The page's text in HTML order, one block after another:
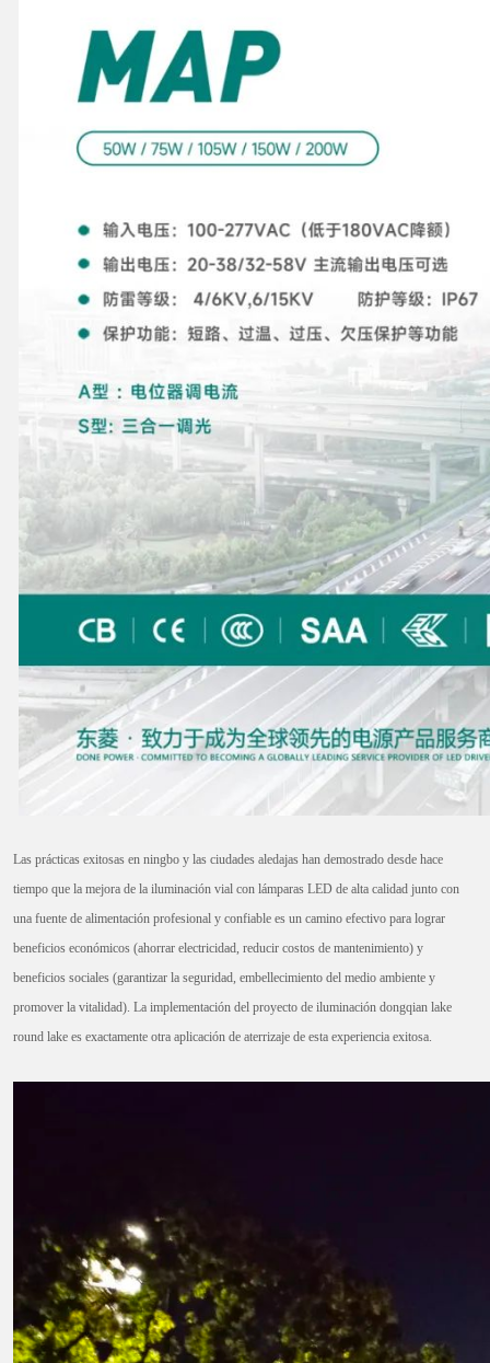
Las prácticas exitosas en ningbo y las ciudades aledajas han demostrado desde hace
tiempo que la mejora de la iluminación vial con lámparas LED de alta calidad junto con
una fuente de alimentación profesional y confiable es un camino efectivo para lograr
beneficios económicos (ahorrar electricidad, reducir costos de mantenimiento) y
beneficios sociales (garantizar la seguridad, embellecimiento del medio ambiente y
promover la vitalidad). La implementación del proyecto de iluminación dongqian lake
round lake es exactamente otra aplicación de aterrizaje de esta experiencia exitosa.